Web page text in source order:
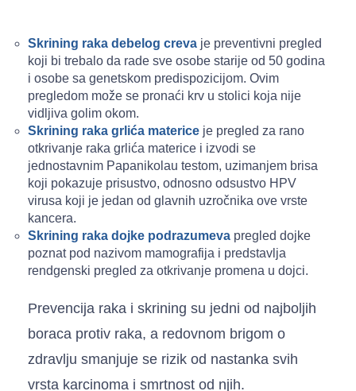
Skrining raka debelog creva je preventivni pregled
koji bi trebalo da rade sve osobe starije od 50 godina
i osobe sa genetskom predispozicijom. Ovim
pregledom može se pronaći krv u stolici koja nije
vidljiva golim okom.
Skrining raka grlića materice je pregled za rano
otkrivanje raka grlića materice i izvodi se
jednostavnim Papanikolau testom, uzimanjem brisa
koji pokazuje prisustvo, odnosno odsustvo HPV
virusa koji je jedan od glavnih uzročnika ove vrste
kancera.
Skrining raka dojke podrazumeva pregled dojke
poznat pod nazivom mamografija i predstavlja
rendgenski pregled za otkrivanje promena u dojci.
Prevencija raka i skrining su jedni od najboljih
boraca protiv raka, a redovnom brigom o
zdravlju smanjuje se rizik od nastanka svih
vrsta karcinoma i smrtnost od njih.